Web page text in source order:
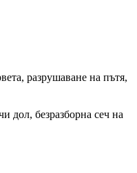
разрушаване на пътя,
дол, безразборна сеч на